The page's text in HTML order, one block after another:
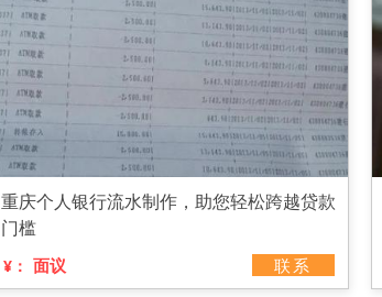
重庆个人银行流水制作，助您轻松跨越贷款
门槛
¥： 面议 联系